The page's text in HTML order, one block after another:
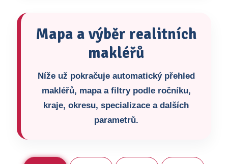
Mapa a výběr realitních
makléřů
Níže už pokračuje automatický přehled
makléřů, mapa a filtry podle ročníku,
kraje, okresu, specializace a dalších
parametrů.